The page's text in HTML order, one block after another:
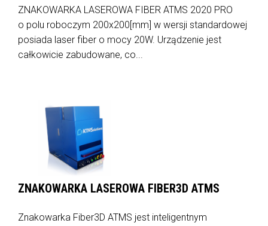
ZNAKOWARKA LASEROWA FIBER ATMS 2020 PRO
o polu roboczym 200x200[mm] w wersji standardowej
posiada laser fiber o mocy 20W. Urządzenie jest
całkowicie zabudowane, co...
ZNAKOWARKA LASEROWA FIBER3D ATMS
Znakowarka Fiber3D ATMS jest inteligentnym